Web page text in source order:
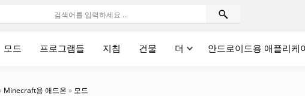
모드 프로그램들 지침 건물 더 안드로이드용 애플리케
Minecraft용 애드온 » 모드